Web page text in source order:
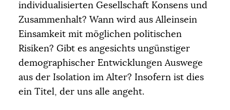
individualisierten Gesellschaft Konsens und
Zusammenhalt? Wann wird aus Alleinsein
Einsamkeit mit möglichen politischen
Risiken? Gibt es angesichts ungünstiger
demographischer Entwicklungen Auswege
aus der Isolation im Alter? Insofern ist dies
ein Titel, der uns alle angeht.